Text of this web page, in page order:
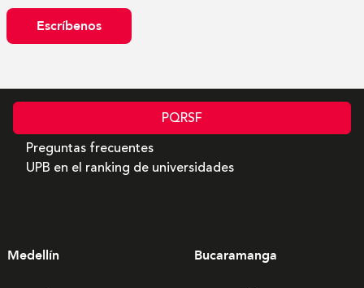
Escríbenos
PQRSF
Preguntas frecuentes
UPB en el ranking de universidades
Medellín Bucaramanga